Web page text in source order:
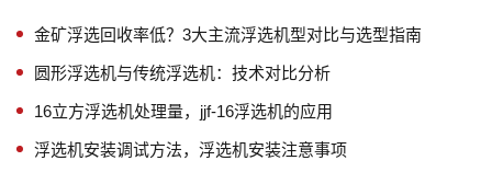
金矿浮选回收率低？3大主流浮选机型对比与选型指南
圆形浮选机与传统浮选机：技术对比分析
16立方浮选机处理量，jjf-16浮选机的应用
浮选机安装调试方法，浮选机安装注意事项